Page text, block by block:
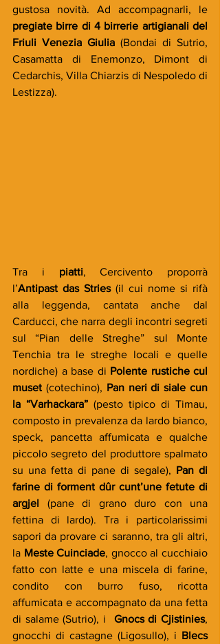
pregiate birre di 4 birrerie artigianali del
Friuli Venezia Giulia (Bondai di Sutrio,
Casamatta di Enemonzo, Dimont di
Cedarchis, Villa Chiarzis di Nespoledo di
Lestizza).
Tra i piatti, Cercivento proporrà
l’Antipast das Stries (il cui nome si rifà
alla leggenda, cantata anche dal
Carducci, che narra degli incontri segreti
sul “Pian delle Streghe” sul Monte
Tenchia tra le streghe locali e quelle
nordiche) a base di Polente rustiche cul
muset (cotechino), Pan neri di siale cun
la “Varhackara” (pesto tipico di Timau,
composto in prevalenza da lardo bianco,
speck, pancetta affumicata e qualche
piccolo segreto del produttore spalmato
su una fetta di pane di segale), Pan di
farine di forment dûr cunt’une fetute di
argjel (pane di grano duro con una
fettina di lardo). Tra i particolarissimi
sapori da provare ci saranno, tra gli altri,
la Meste Cuinciade, gnocco al cucchiaio
fatto con latte e una miscela di farine,
condito con burro fuso, ricotta
affumicata e accompagnato da una fetta
di salame (Sutrio), i Gnocs di Cjistinies,
gnocchi di castagne (Ligosullo), i Blecs